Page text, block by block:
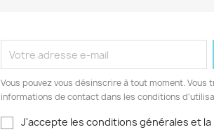
Vous pouvez vous désinscrire à tout moment. Vous
informations de contact dans les conditions
J'accepte les conditions générales et